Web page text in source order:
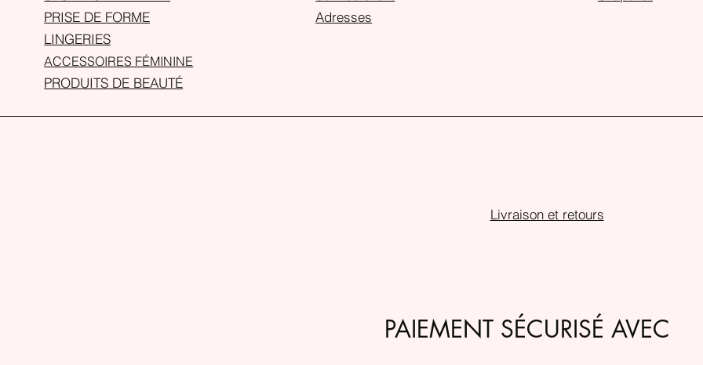
PRISE DE FORME
LINGERIES
ACCESSOIRES FÉMININE
PRODUITS DE BEAUTÉ
Adresses
Livraison et retours
PAIEMENT SÉCURISÉ AVEC